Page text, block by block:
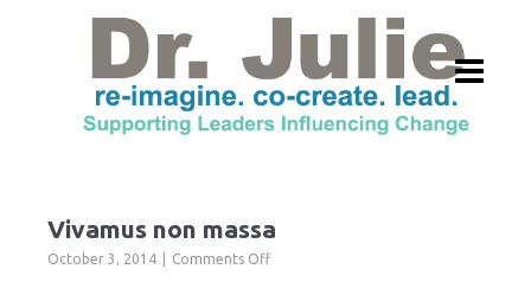
Vivamus non massa
October 3, 2014 Comments Offon